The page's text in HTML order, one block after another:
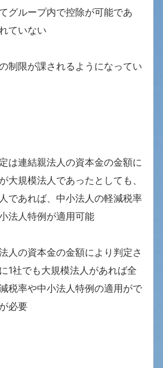
グループ内で控除が可能であ
ていない
制限が課されるようになってい
は連結親法人の資本金の金額に
大規模法人であったとしても、
であれば、中小法人の軽減税率
法人特例が適用可能
人の資本金の金額により判定さ
1社でも大規模法人があれば全
税率や中小法人特例の適用がで
必要